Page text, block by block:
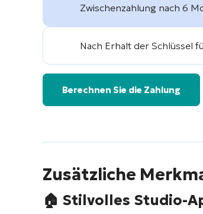
Zwischenzahlung nach 6
Nach Erhalt der Schlüssel
Berechnen Sie die Zahlung
Zusätzliche
🏠 Stilvolles Studio-